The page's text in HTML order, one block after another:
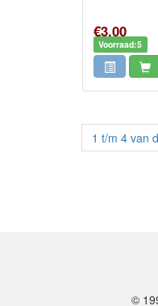
€3,00
Voorraad:5
1 t/m 4 van
©